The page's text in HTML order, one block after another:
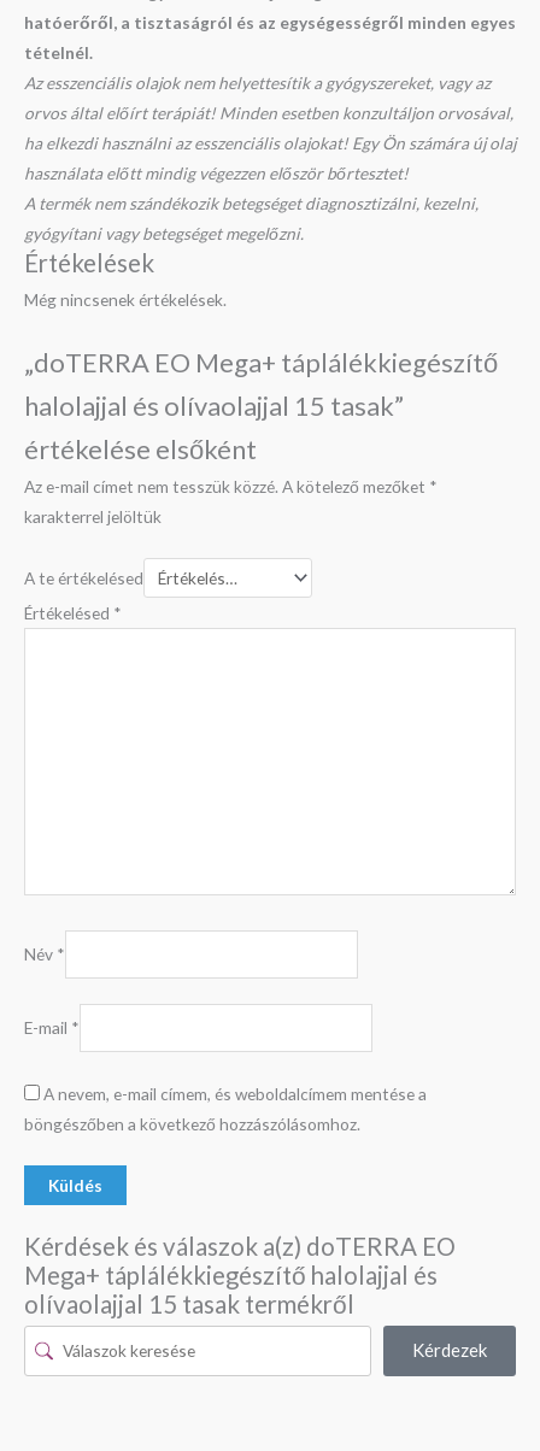
hatóerőről, a tisztaságról és az egységességről minden egyes
tételnél.
Az esszenciális olajok nem helyettesítik a gyógyszereket, vagy az
orvos által előírt terápiát! Minden esetben konzultáljon orvosával,
ha elkezdi használni az esszenciális olajokat! Egy Ön számára új olaj
használata előtt mindig végezzen először bőrtesztet!
A termék nem szándékozik betegséget diagnosztizálni, kezelni,
gyógyítani vagy betegséget megelőzni.
Értékelések
Még nincsenek értékelések.
„doTERRA EO Mega+ táplálékkiegészítő
halolajjal és olívaolajjal 15 tasak”
értékelése elsőként
Az e-mail címet nem tesszük közzé. A kötelező mezőket *
karakterrel jelöltük
A te értékelésed
Értékelésed *
Név *
E-mail *
A nevem, e-mail címem, és weboldalcímem mentése a
böngészőben a következő hozzászólásomhoz.
Kérdések és válaszok a(z) doTERRA EO
Mega+ táplálékkiegészítő halolajjal és
olívaolajjal 15 tasak termékről
Kérdezek